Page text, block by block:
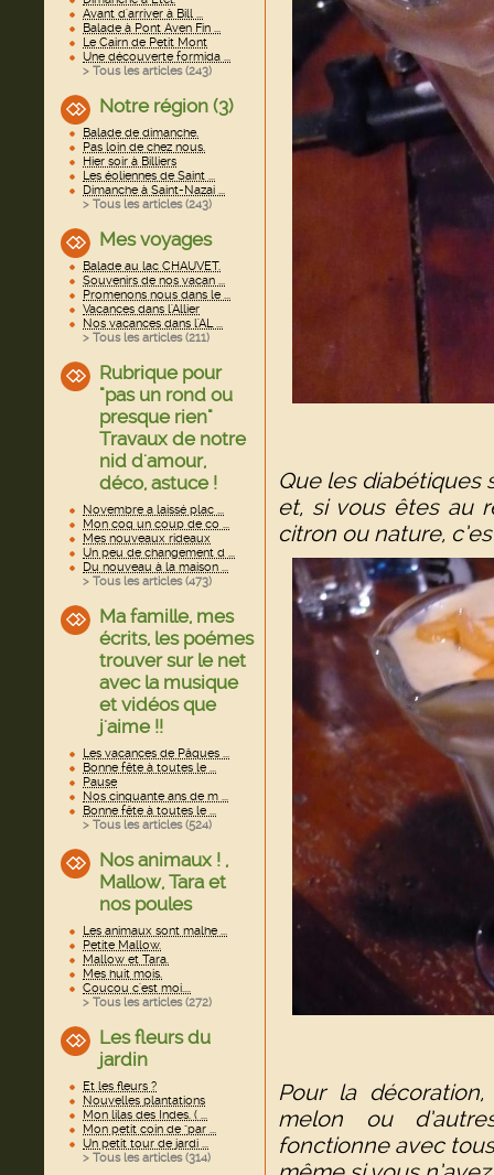
Avant d'arriver à Bill ...
Balade à Pont Aven Fin ...
Le Cairn de Petit Mont
Une découverte formida ...
> Tous les articles (243)
Notre région (3)
Balade de dimanche.
Pas loin de chez nous.
Hier soir à Billiers
Les éoliennes de Saint ...
Dimanche à Saint-Nazai ...
> Tous les articles (243)
Mes voyages
Balade au lac CHAUVET.
Souvenirs de nos vacan ...
Promenons nous dans le ...
Vacances dans l'Allier
Nos vacances dans l'AL ...
> Tous les articles (211)
Rubrique pour
"pas un rond ou
presque rien"
Travaux de notre
nid d'amour,
déco, astuce !
Novembre a laissé plac ...
Mon coq un coup de co ...
Mes nouveaux rideaux
Un peu de changement d ...
Du nouveau à la maison ...
> Tous les articles (473)
Ma famille, mes
écrits, les poémes
trouver sur le net
avec la musique
et vidéos que
j'aime !!
Les vacances de Pâques ...
Bonne fête à toutes le ...
Pause
Nos cinquante ans de m ...
Bonne fête à toutes le ...
> Tous les articles (524)
Nos animaux ! ,
Mallow, Tara et
nos poules
Les animaux sont malhe ...
Petite Mallow.
Mallow et Tara.
Mes huit mois.
Coucou c'est moi....
> Tous les articles (272)
Les fleurs du
jardin
Et les fleurs ?
Nouvelles plantations
Mon lilas des Indes. ( ...
Mon petit coin de "par ...
Un petit tour de jardi ...
> Tous les articles (314)
Que les diabétiques
et, si vous êtes au
citron ou nature,
Pour la
melon ou
fonctionne avec